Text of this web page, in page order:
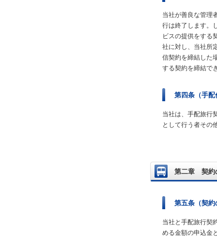
当社が善良な管理
行は終了します。
ビスの提供をする
社に対し、当社所
信契約を締結した
する契約を締結で
第四条（手配
当社は、手配旅行
として行う者その
第二章 契約
第五条（契約
当社と手配旅行契
める金額の申込金